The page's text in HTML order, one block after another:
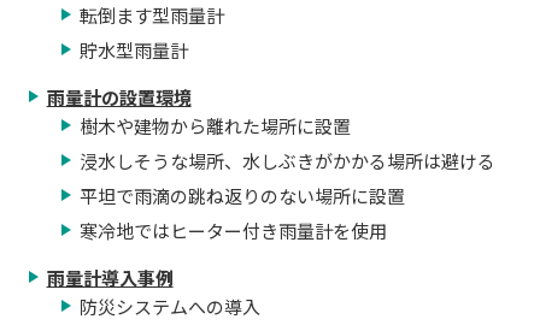
転倒ます型雨量計
貯水型雨量計
雨量計の設置環境
樹木や建物から離れた場所に設置
浸水しそうな場所、水しぶきがかかる場所は避ける
平坦で雨滴の跳ね返りのない場所に設置
寒冷地ではヒーター付き雨量計を使用
雨量計導入事例
防災システムへの導入